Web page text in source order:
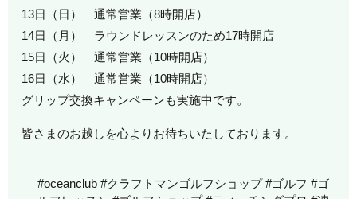
13日（日） 通常営業（8時開店）
14日（月） ラウンドレッスンのため17時開店
15日（火） 通常営業（10時開店）
16日（水） 通常営業（10時開店）
グリップ交換キャンペーンも実施中です。
皆さまのお越しを心よりお待ちいたしております。
#oceanclub #クラフトマンゴルフショップ #ゴルフ #ゴ